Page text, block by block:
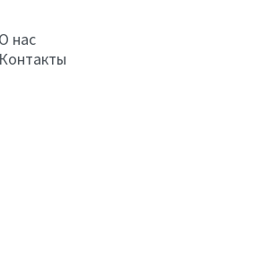
О нас
Контакты